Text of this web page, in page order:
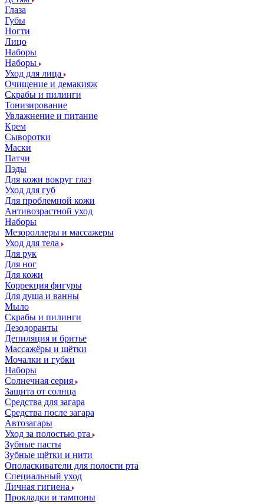
Глаза
Губы
Ногти
Лицо
Наборы
Наборы
Уход для лица
Очищение и демакияж
Скрабы и пилинги
Тонизирование
Увлажнение и питание
Крем
Сыворотки
Маски
Патчи
Пэды
Для кожи вокруг глаз
Уход для губ
Для проблемной кожи
Антивозрастной уход
Наборы
Мезороллеры и массажеры
Уход для тела
Для рук
Для ног
Для кожи
Коррекция фигуры
Для душа и ванны
Мыло
Скрабы и пилинги
Дезодоранты
Депиляция и бритье
Массажёры и щётки
Мочалки и губки
Наборы
Солнечная серия
Защита от солнца
Средства для загара
Средства после загара
Автозагары
Уход за полостью рта
Зубные пасты
Зубные щётки и нити
Ополаскиватели для полости рта
Специальный уход
Личная гигиена
Прокладки и тампоны